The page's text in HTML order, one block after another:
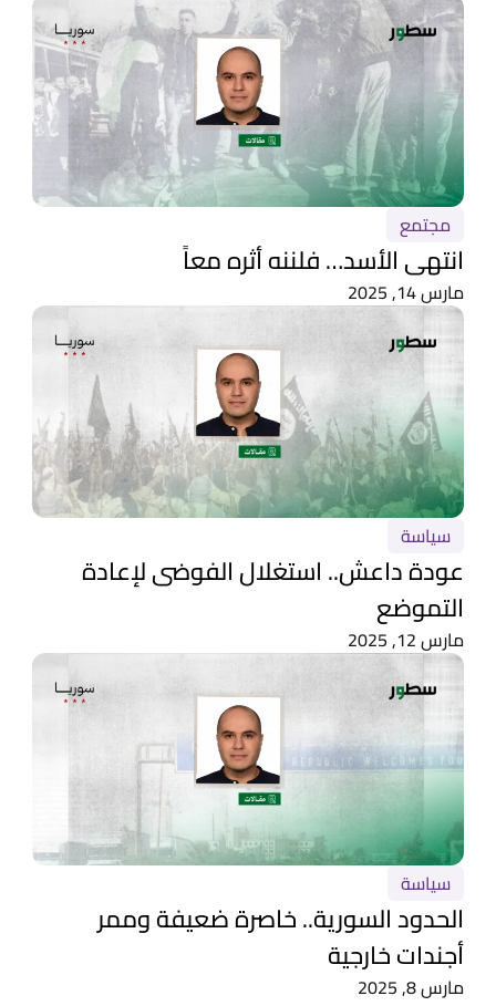
مجتمع
انتهى الأسد… فلننه أثره معاً
مارس 14, 2025
سياسة
عودة داعش.. استغلال الفوضى لإعادة
التموضع
مارس 12, 2025
سياسة
الحدود السورية.. خاصرة ضعيفة وممر
أجندات خارجية
مارس 8, 2025